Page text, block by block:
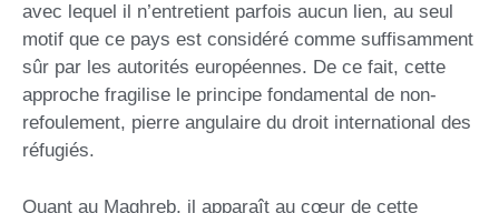
avec lequel il n’entretient parfois aucun lien, au seul
motif que ce pays est considéré comme suffisamment
sûr par les autorités européennes. De ce fait, cette
approche fragilise le principe fondamental de non-
refoulement, pierre angulaire du droit international des
réfugiés.
Quant au Maghreb, il apparaît au cœur de cette